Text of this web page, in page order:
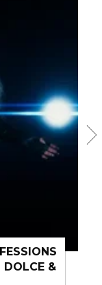
НОВОТО